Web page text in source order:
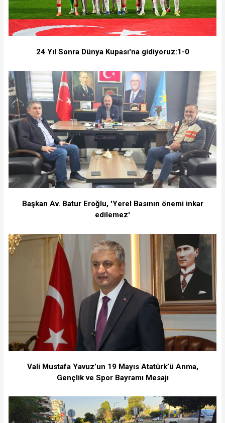
24 Yıl Sonra Dünya Kupası'na gidiyoruz:1-0
Başkan Av. Batur Eroğlu, 'Yerel Basının önemi inkar
edilemez'
Vali Mustafa Yavuz’un 19 Mayıs Atatürk’ü Anma,
Gençlik ve Spor Bayramı Mesajı